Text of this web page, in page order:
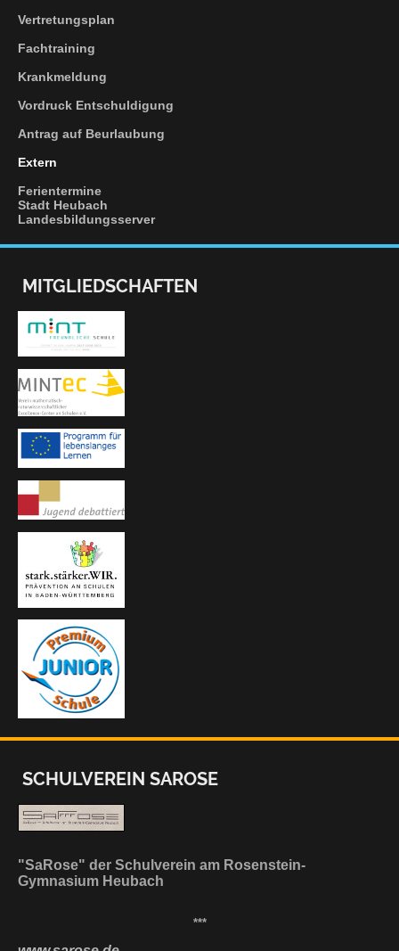
Vertretungsplan
Fachtraining
Krankmeldung
Vordruck Entschuldigung
Antrag auf Beurlaubung
Extern
Ferientermine
Stadt Heubach
Landesbildungsserver
MITGLIEDSCHAFTEN
SCHULVEREIN SAROSE
"SaRose" der Schulverein am Rosenstein-
Gymnasium Heubach
***